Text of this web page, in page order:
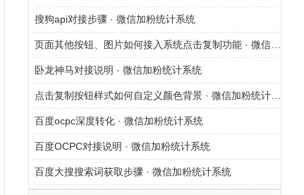
搜狗api对接步骤 · 微信加粉统计系统
页面其他按钮、图片如何接入系统点击复制功能 · 微信加粉统计系统
卧龙神马对接说明 · 微信加粉统计系统
点击复制按钮样式如何自定义颜色背景 · 微信加粉统计系统
百度ocpc深度转化 · 微信加粉统计系统
百度OCPC对接说明 · 微信加粉统计系统
百度大搜搜索词获取步骤 · 微信加粉统计系统